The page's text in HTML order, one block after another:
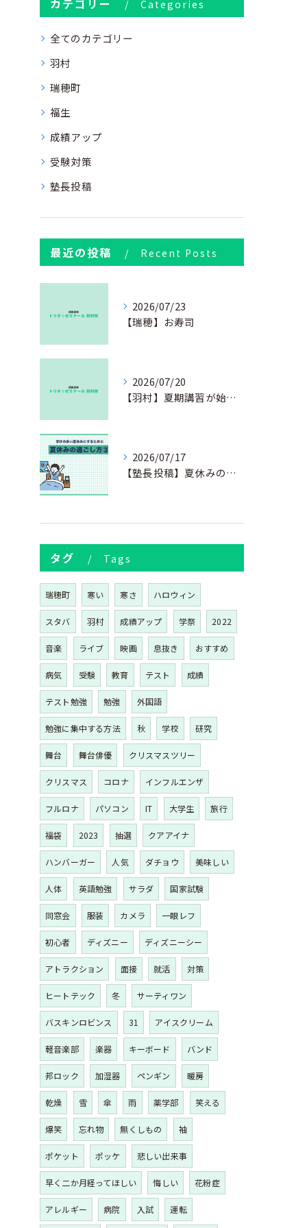
カテゴリー Categories
全てのカテゴリー
羽村
瑞穂町
福生
成績アップ
受験対策
塾長投稿
最近の投稿 Recent Posts
2026/07/23
【瑞穂】お寿司
2026/07/20
【羽村】夏期講習が始まりました
2026/07/17
【塾長投稿】夏休みの過ごし方③
タグ Tags
瑞穂町 寒い 寒さ ハロウィン
スタバ 羽村 成績アップ 学祭 2022
音楽 ライブ 映画 息抜き おすすめ
病気 受験 教育 テスト 成績
テスト勉強 勉強 外国語
勉強に集中する方法 秋 学校 研究
舞台 舞台俳優 クリスマスツリー
クリスマス コロナ インフルエンザ
フルロナ パソコン IT 大学生 旅行
福袋 2023 抽選 クアアイナ
ハンバーガー 人気 ダチョウ 美味しい
人体 英語勉強 サラダ 国家試験
同窓会 服装 カメラ 一眼レフ
初心者 ディズニー ディズニーシー
アトラクション 面接 就活 対策
ヒートテック 冬 サーティワン
バスキンロビンス 31 アイスクリーム
軽音楽部 楽器 キーボード バンド
邦ロック 加湿器 ペンギン 暖房
乾燥 雪 傘 雨 薬学部 笑える
爆笑 忘れ物 無くしもの 袖
ポケット ポッケ 悲しい出来事
早く二か月経ってほしい 悔しい 花粉症
アレルギー 病院 入試 運転